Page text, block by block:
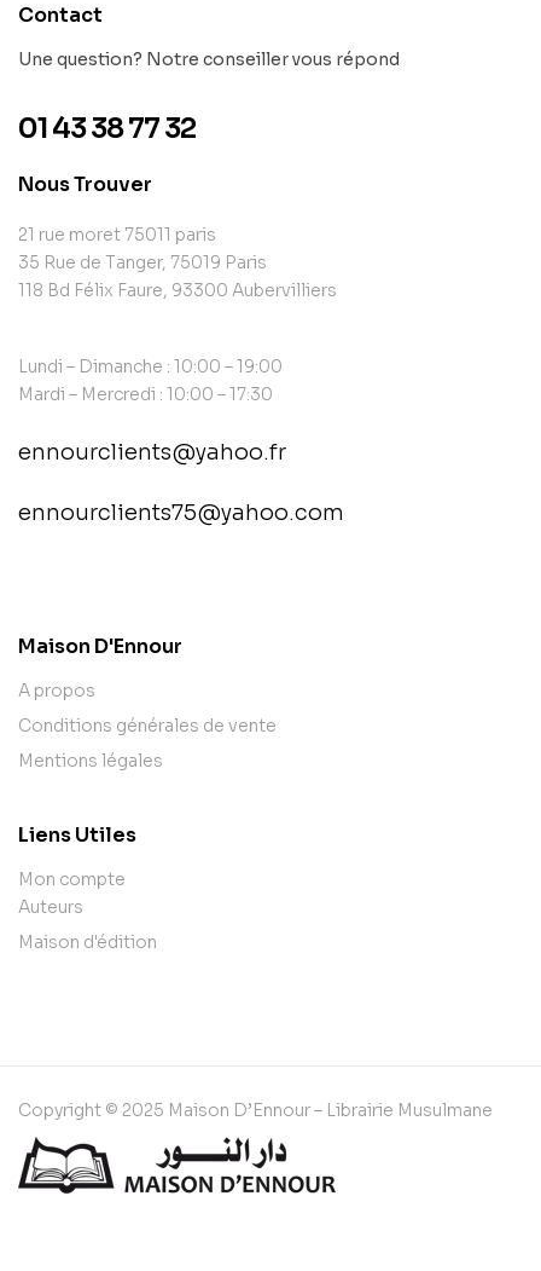
Contact
Une question? Notre conseiller vous répond
01 43 38 77 32
Nous Trouver
21 rue moret 75011 paris
35 Rue de Tanger, 75019 Paris
118 Bd Félix Faure, 93300 Aubervilliers
Lundi – Dimanche : 10:00 – 19:00
Mardi – Mercredi : 10:00 – 17:30
ennourclients@yahoo.fr
ennourclients75@yahoo.com
Maison D'Ennour
A propos
Conditions générales de vente
Mentions légales
Liens Utiles
Mon compte
Auteurs
Maison d'édition
Copyright © 2025 Maison D’Ennour – Librairie Musulmane